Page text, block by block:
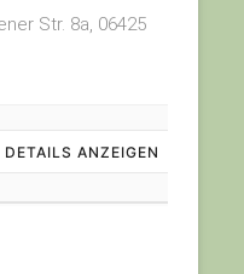
8a, 06425
ANZEIGEN